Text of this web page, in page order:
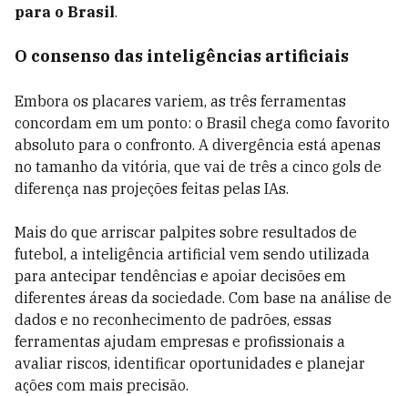
para o Brasil.
O consenso das inteligências artificiais
Embora os placares variem, as três ferramentas
concordam em um ponto: o Brasil chega como favorito
absoluto para o confronto. A divergência está apenas
no tamanho da vitória, que vai de três a cinco gols de
diferença nas projeções feitas pelas IAs.
Mais do que arriscar palpites sobre resultados de
futebol, a inteligência artificial vem sendo utilizada
para antecipar tendências e apoiar decisões em
diferentes áreas da sociedade. Com base na análise de
dados e no reconhecimento de padrões, essas
ferramentas ajudam empresas e profissionais a
avaliar riscos, identificar oportunidades e planejar
ações com mais precisão.